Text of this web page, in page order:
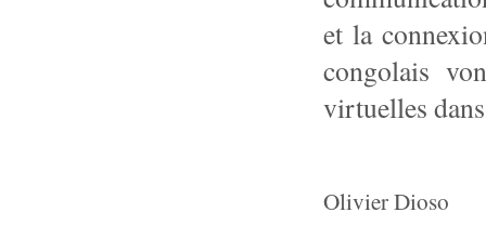
et la
congolais
virtuelles
Olivier Dioso